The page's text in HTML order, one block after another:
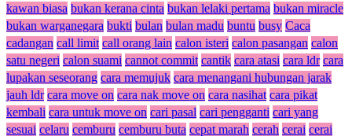
kawan biasa bukan kerana cinta bukan lelaki pertama bukan miracle
bukan warganegara bukti bulan bulan madu buntu busy Caca
cadangan call limit call orang lain calon isteri calon pasangan calon
satu negeri calon suami cannot commit cantik cara atasi cara ldr cara
lupakan seseorang cara memujuk cara menangani hubungan jarak
jauh ldr cara move on cara nak move on cara nasihat cara pikat
kembali cara untuk move on cari pasal cari pengganti cari yang
sesuai celaru cemburu cemburu buta cepat marah cerah cerai cerai